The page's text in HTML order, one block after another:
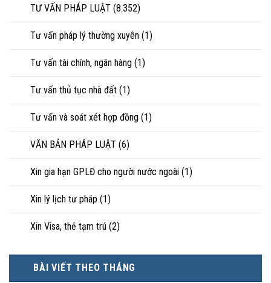
TƯ VẤN PHÁP LUẬT (8.352)
Tư vấn pháp lý thường xuyên (1)
Tư vấn tài chính, ngân hàng (1)
Tư vấn thủ tục nhà đất (1)
Tư vấn và soát xét hợp đồng (1)
VĂN BẢN PHÁP LUẬT (6)
Xin gia hạn GPLĐ cho người nước ngoài (1)
Xin lý lịch tư pháp (1)
Xin Visa, thẻ tạm trú (2)
BÀI VIẾT THEO THÁNG